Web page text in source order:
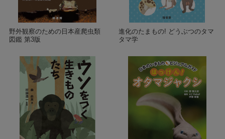
野外観察のための日本産爬虫類
図鑑 第3版
進化のたまもの! どうぶつのタマ
タマ学